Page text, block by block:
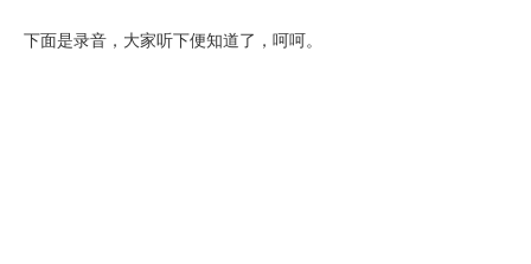
下面是录音，大家听下便知道了，呵呵。